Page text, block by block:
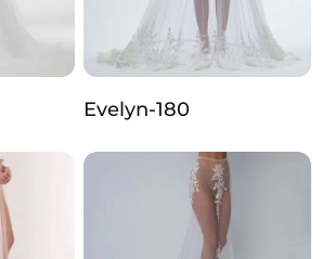
Evelyn-180